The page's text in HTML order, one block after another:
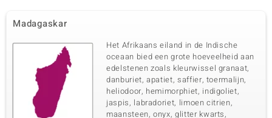
Madagaskar
Het Afrikaans eiland in de Indische
oceaan bied een grote hoeveelheid aan
edelstenen zoals kleurwissel granaat,
danburiet, apatiet, saffier, toermalijn,
heliodoor, hemimorphiet, indigoliet,
jaspis, labradoriet, limoen citrien,
maansteen, onyx, glitter kwarts,